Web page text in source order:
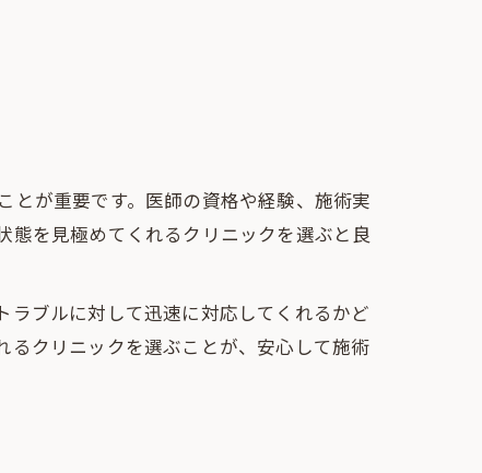
とが重要です。医師の資格や経験、施術実
態を見極めてくれるクリニックを選ぶと良
ラブルに対して迅速に対応してくれるかど
るクリニックを選ぶことが、安心して施術